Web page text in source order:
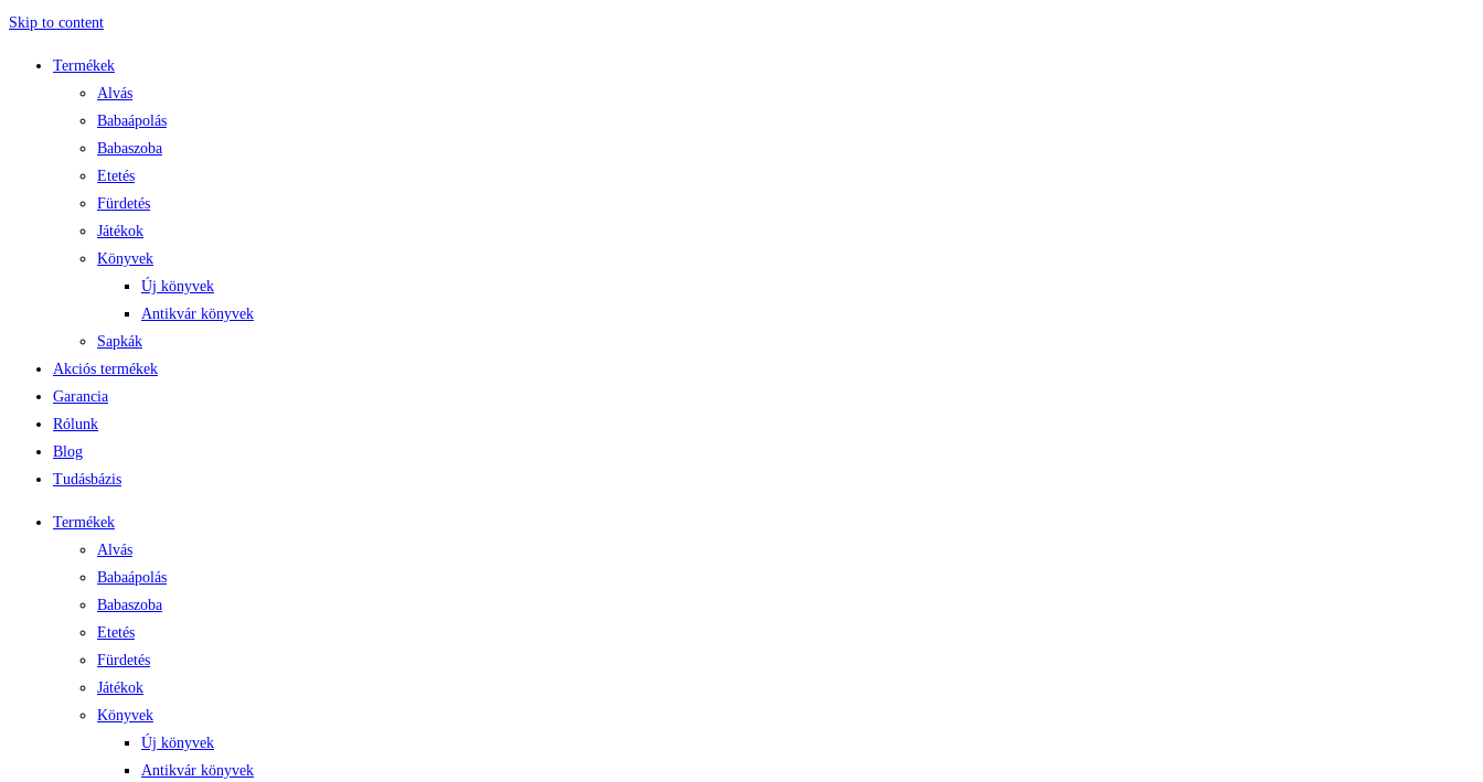
Skip to content
Termékek
Alvás
Babaápolás
Babaszoba
Etetés
Fürdetés
Játékok
Könyvek
Új könyvek
Antikvár könyvek
Sapkák
Akciós termékek
Garancia
Rólunk
Blog
Tudásbázis
Termékek
Alvás
Babaápolás
Babaszoba
Etetés
Fürdetés
Játékok
Könyvek
Új könyvek
Antikvár könyvek